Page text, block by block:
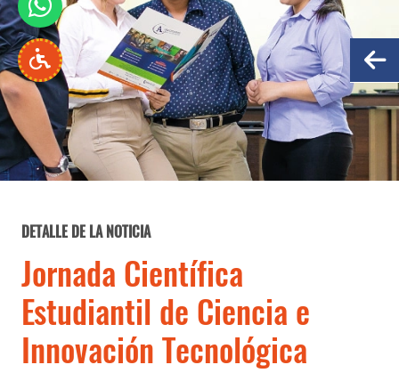
DETALLE DE LA NOTICIA
Jornada Científica
Estudiantil de Ciencia e
Innovación Tecnológica